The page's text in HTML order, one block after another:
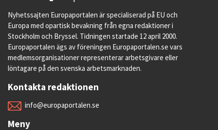
Nyhetssajten Europaportalen är specialiserad på EU och
Europa med opartisk bevakning från egna redaktioner i
Stockholm och Bryssel. Tidningen startade 12 april 2000.
Europaportalen ägs av föreningen Europaportalen.se vars
medlemsorganisationer representerar arbetsgivare eller
löntagare på den svenska arbetsmarknaden.
Kontakta redaktionen
info@europaportalen.se
Meny